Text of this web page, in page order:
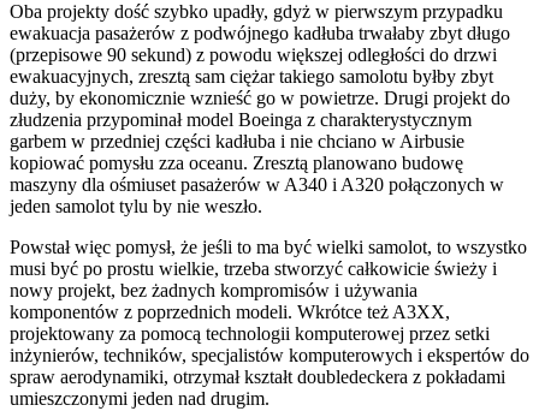
Oba projekty dość szybko upadły, gdyż w pierwszym przypadku
ewakuacja pasażerów z podwójnego kadłuba trwałaby zbyt długo
(przepisowe 90 sekund) z powodu większej odległości do drzwi
ewakuacyjnych, zresztą sam ciężar takiego samolotu byłby zbyt
duży, by ekonomicznie wznieść go w powietrze. Drugi projekt do
złudzenia przypominał model Boeinga z charakterystycznym
garbem w przedniej części kadłuba i nie chciano w Airbusie
kopiować pomysłu zza oceanu. Zresztą planowano budowę
maszyny dla ośmiuset pasażerów w A340 i A320 połączonych w
jeden samolot tylu by nie weszło.
Powstał więc pomysł, że jeśli to ma być wielki samolot, to wszystko
musi być po prostu wielkie, trzeba stworzyć całkowicie świeży i
nowy projekt, bez żadnych kompromisów i używania
komponentów z poprzednich modeli. Wkrótce też A3XX,
projektowany za pomocą technologii komputerowej przez setki
inżynierów, techników, specjalistów komputerowych i ekspertów do
spraw aerodynamiki, otrzymał kształt doubledeckera z pokładami
umieszczonymi jeden nad drugim.